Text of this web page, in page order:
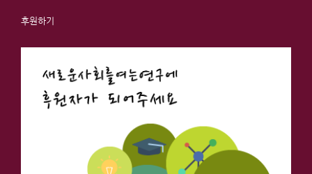
후원하기